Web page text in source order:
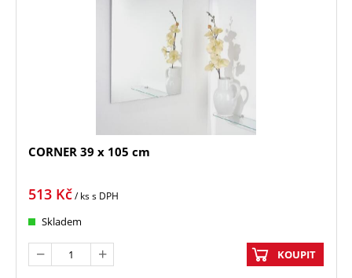
CORNER 39 x 105 cm
513 Kč/ kss DPH
Skladem
KOUPIT